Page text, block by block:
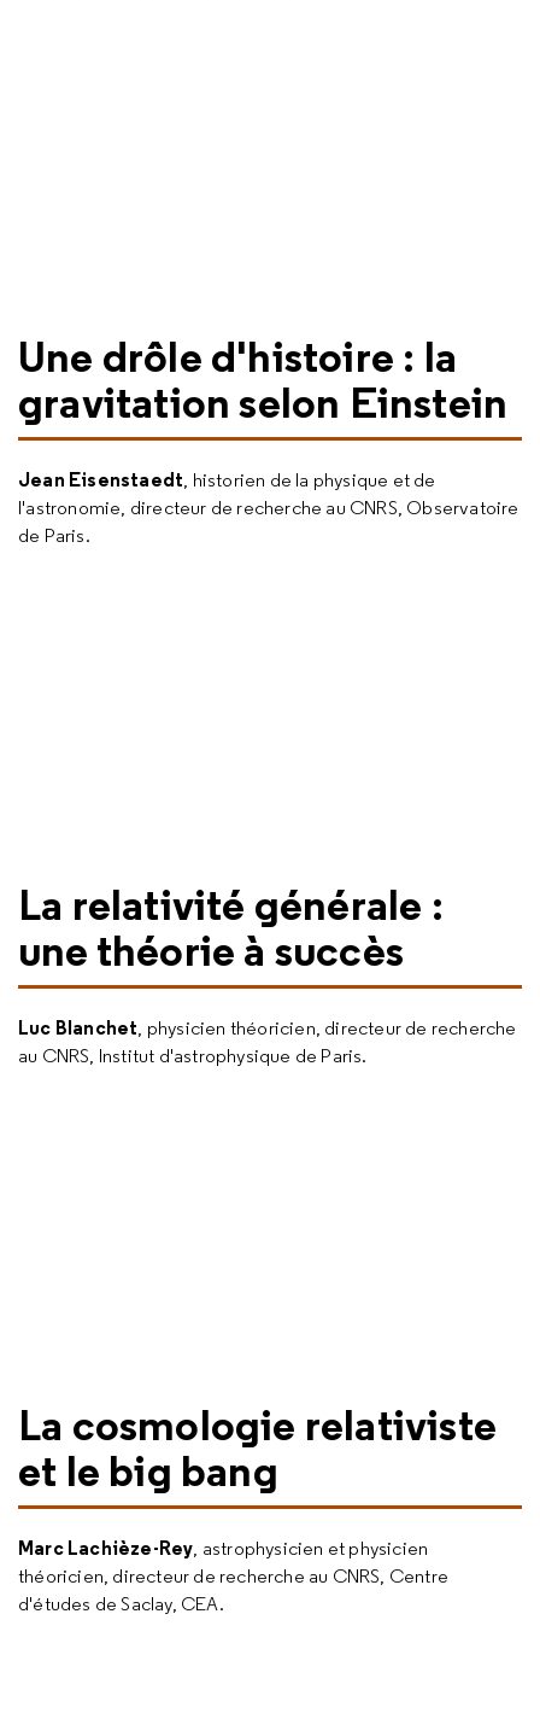
Une drôle d'histoire : la
gravitation selon Einstein
Jean Eisenstaedt, historien de la physique et de
l'astronomie, directeur de recherche au CNRS, Observatoire
de Paris.
La relativité générale :
une théorie à succès
Luc Blanchet, physicien théoricien, directeur de recherche
au CNRS, Institut d'astrophysique de Paris.
La cosmologie relativiste
et le big bang
Marc Lachièze-Rey, astrophysicien et physicien
théoricien, directeur de recherche au CNRS, Centre
d'études de Saclay, CEA.